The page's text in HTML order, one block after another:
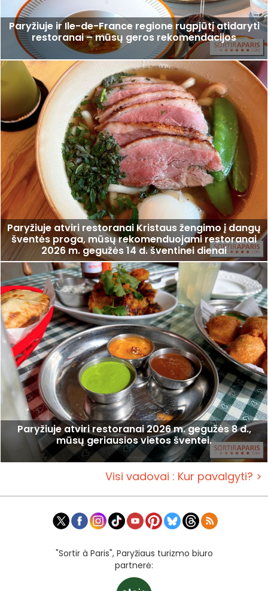
Paryžiuje ir Ile-de-France regione rugpjūtį atidaryti
restoranai – mūsų geros rekomendacijos
Paryžiuje atviri restoranai Kristaus žengimo į dangų
šventės proga, mūsų rekomenduojami restoranai
2026 m. gegužės 14 d. šventinei dienai
Paryžiuje atviri restoranai 2026 m. gegužės 8 d.,
mūsų geriausios vietos šventei.
Visi vadovai : Kur pavalgyti? >
"Sortir à Paris", Paryžiaus turizmo biuro
partnerė: